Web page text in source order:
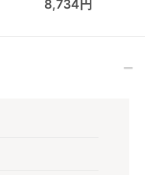
(Combi) ハイローチ
8,734円